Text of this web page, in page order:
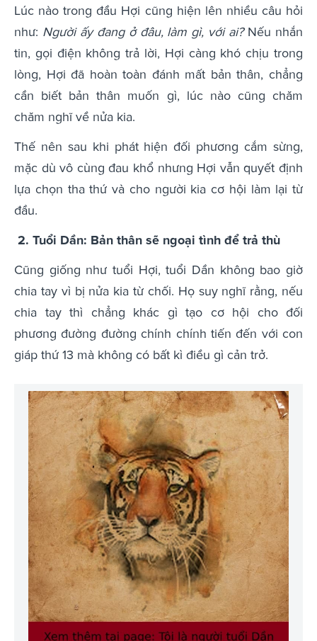
Lúc nào trong đầu Hợi cũng hiện lên nhiều câu hỏi
như: Người ấy đang ở đâu, làm gì, với ai? Nếu nhắn
tin, gọi điện không trả lời, Hợi càng khó chịu trong
lòng, Hợi đã hoàn toàn đánh mất bản thân, chẳng
cần biết bản thân muốn gì, lúc nào cũng chăm
chăm nghĩ về nửa kia.
Thế nên sau khi phát hiện đối phương cắm sừng,
mặc dù vô cùng đau khổ nhưng Hợi vẫn quyết định
lựa chọn tha thứ và cho người kia cơ hội làm lại từ
đầu.
2. Tuổi Dần: Bản thân sẽ ngoại tình để trả thù
Cũng giống như tuổi Hợi, tuổi Dần không bao giờ
chia tay vì bị nửa kia từ chối. Họ suy nghĩ rằng, nếu
chia tay thì chẳng khác gì tạo cơ hội cho đối
phương đường đường chính chính tiến đến với con
giáp thứ 13 mà không có bất kì điều gì cản trở.